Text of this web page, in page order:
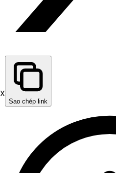
X
Sao chép link